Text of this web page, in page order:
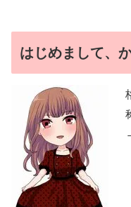
はじめまして、